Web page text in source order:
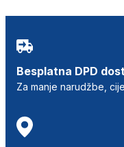
Besplatna DPD
Za manje narudžbe,